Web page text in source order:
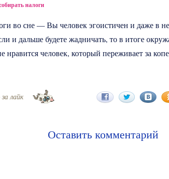
налоги
во сне — Вы человек эгоистичен и даже в
и дальше будете жадничать, то в итоге
нравится человек, который переживает за
лайк
Оставить комментарий